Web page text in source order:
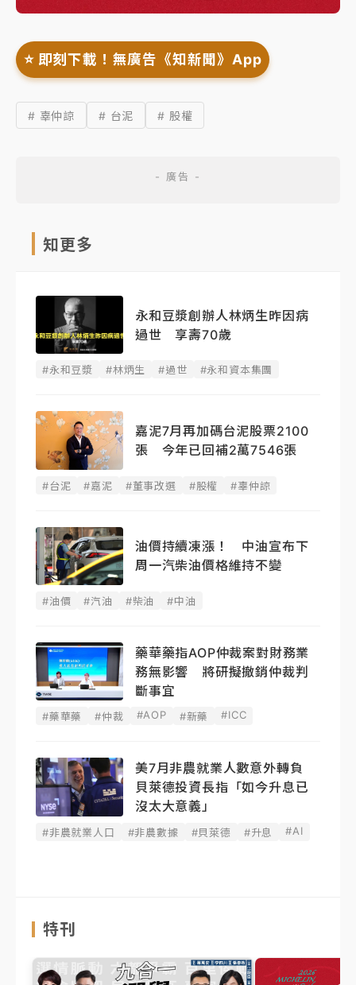
⭐️ 即刻下載！無廣告《知新聞》App
# 辜仲諒 # 台泥 # 股權
知更多
永和豆漿創辦人林炳生昨因病
過世 享壽70歲
#永和豆漿 #林炳生 #過世 #永和資本集團
嘉泥7月再加碼台泥股票2100
張 今年已回補2萬7546張
#台泥 #嘉泥 #董事改選 #股權 #辜仲諒
油價持續凍漲！ 中油宣布下
周一汽柴油價格維持不變
#油價 #汽油 #柴油 #中油
藥華藥指AOP仲裁案對財務業
務無影響 將研擬撤銷仲裁判
斷事宜
#藥華藥 #仲裁 #AOP #新藥 #ICC
美7月非農就業人數意外轉負
貝萊德投資長指「如今升息已
沒太大意義」
#非農就業人口 #非農數據 #貝萊德 #升息 #AI
特刊